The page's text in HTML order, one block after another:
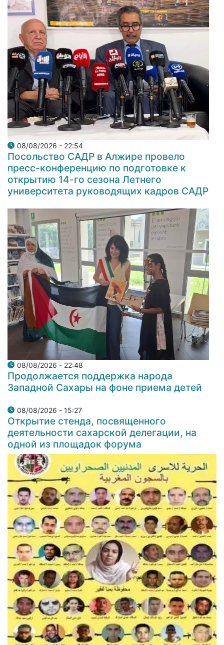
08/08/2026 - 22:54
Посольство САДР в Алжире провело
пресс-конференцию по подготовке к
открытию 14-го сезона Летнего
университета руководящих кадров САДР
08/08/2026 - 22:48
Продолжается поддержка народа
Западной Сахары на фоне приема детей
08/08/2026 - 15:27
Открытие стенда, посвященного
деятельности сахарской делегации, на
одной из площадок форума